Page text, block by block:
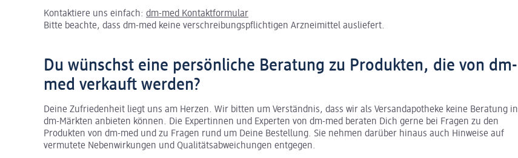
Kontaktiere uns einfach: dm-med Kontaktformular
Bitte beachte, dass dm-med keine verschreibungspflichtigen Arzneimittel ausliefert.
Du wünschst eine persönliche Beratung zu Produkten, die von dm-
med verkauft werden?
Deine Zufriedenheit liegt uns am Herzen. Wir bitten um Verständnis, dass wir als Versandapotheke keine Beratung in
dm-Märkten anbieten können. Die Expertinnen und Experten von dm-med beraten Dich gerne bei Fragen zu den
Produkten von dm-med und zu Fragen rund um Deine Bestellung. Sie nehmen darüber hinaus auch Hinweise auf
vermutete Nebenwirkungen und Qualitätsabweichungen entgegen.